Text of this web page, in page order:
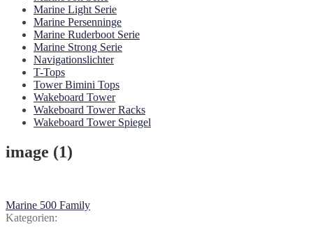
Marine Light Serie
Marine Persenninge
Marine Ruderboot Serie
Marine Strong Serie
Navigationslichter
T-Tops
Tower Bimini Tops
Wakeboard Tower
Wakeboard Tower Racks
Wakeboard Tower Spiegel
image (1)
Beitragsnavigation
Vorheriger
Beitrag:
Marine 500 Family
Kategorien: